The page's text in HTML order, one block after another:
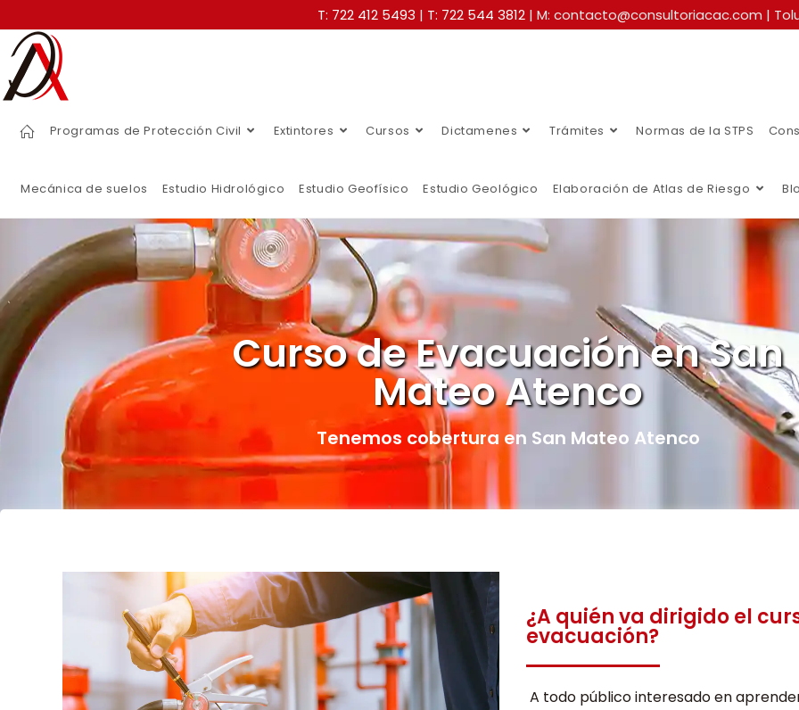
T: 722 412 5493 | T: 722 544 3812 | M: contacto@consultoriacac.com |
Programas de Protección Civil Extintores Cursos Dictamenes Trámites Normas de la STPS
Mecánica de suelos Estudio Hidrológico Estudio Geofísico Estudio Geológico Elaboración de Atlas de Riesgo
Curso de Evacuación en San
Mateo Atenco
Tenemos cobertura en San Mateo Atenco
¿A quién va dirigido el
evacuación?
A todo público interesado en